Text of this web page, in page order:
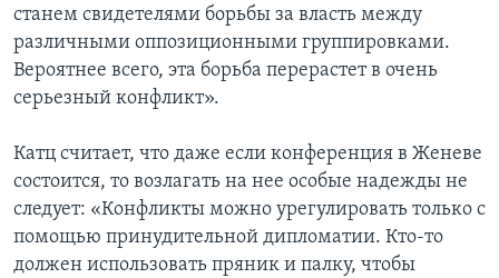
станем свидетелями борьбы за власть между
различными оппозиционными группировками.
Вероятнее всего, эта борьба перерастет в очень
серьезный конфликт».
Катц считает, что даже если конференция в Женеве
состоится, то возлагать на нее особые надежды не
следует: «Конфликты можно урегулировать только с
помощью принудительной дипломатии. Кто-то
должен использовать пряник и палку, чтобы